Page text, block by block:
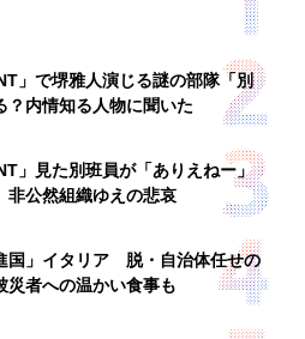
」で堺雅人演じる謎の部隊「別
？内情知る人物に聞いた
」見た別班員が「ありえねー」
公然組織ゆえの悲哀
国」イタリア 脱・自治体任せの
災者への温かい食事も